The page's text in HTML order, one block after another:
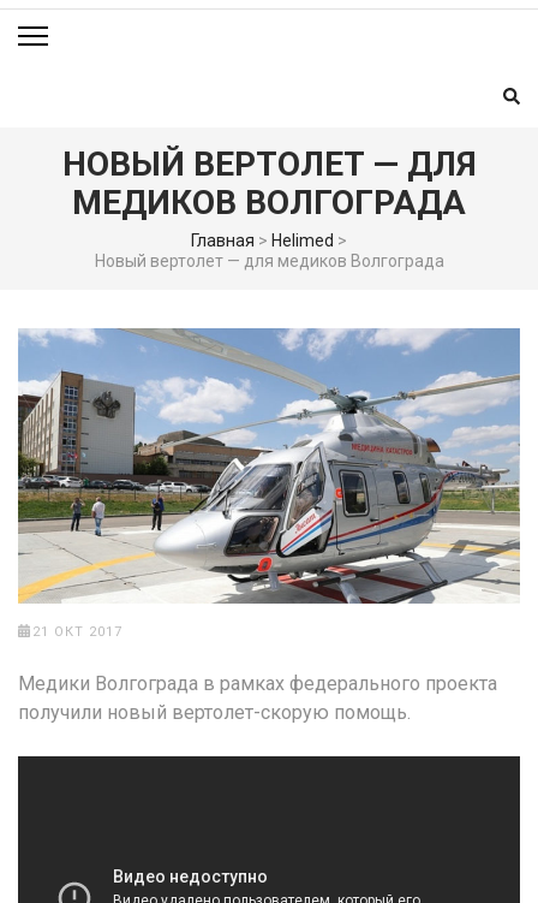
НОВЫЙ ВЕРТОЛЕТ — ДЛЯ
МЕДИКОВ ВОЛГОГРАДА
Главная > Helimed >
Новый вертолет — для медиков Волгограда
21 ОКТ 2017
Медики Волгограда в рамках федерального проекта
получили новый вертолет-скорую помощь.